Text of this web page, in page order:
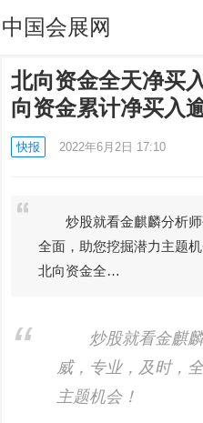
中国会展网
北向资金全天净买
向资金累计净买入
快报 2022年6月2日 17:10
炒股就看金麒麟分析师
全面，助您挖掘潜力主
北向资金全…
炒股就看金麒麟
威，专业，及时，
主题机会！